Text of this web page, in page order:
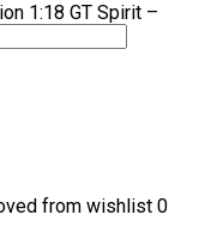
1:18 GT Spirit –
from wishlist 0